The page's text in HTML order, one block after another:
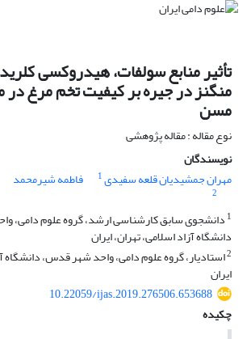
تأثیر منابع سولفات، هیدروکسی
منگنز در جیره بر کیفیت تخم مرغ در
مسن
نوع مقاله : مقاله پژوهشی
نویسندگان
مهران جمشیدیان قلعه سفیدی1 فاطمه شیرمحمد
2
1 دانشجوی سابق کارشناسی ارشد، گروه علوم دامی،
دانشگاه آزاد اسلامی، تهران، ایران
2استادیار، گروه علوم دامی، واحد شهر قدس، دانشگاه
ایران
10.22059/ijas.2019.276506.653688
چکیده